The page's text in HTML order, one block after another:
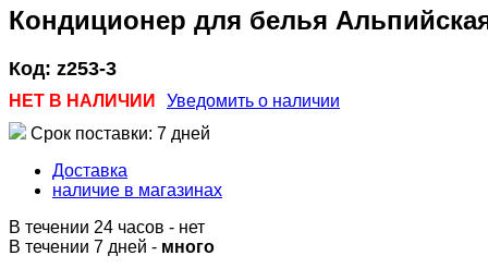
Кондиционер для белья
Код: z253-3
НЕТ В НАЛИЧИИ
Уведомить о наличии
Срок поставки: 7 дней
Доставка
наличие в магазинах
В течении 24 часов - нет
В течении 7 дней - много